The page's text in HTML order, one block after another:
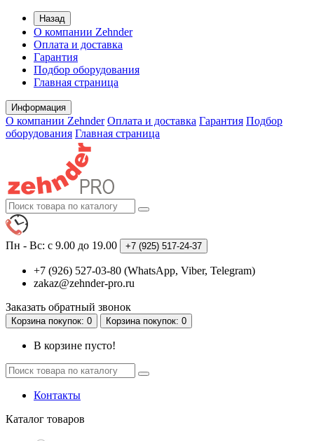
Назад
О компании Zehnder
Оплата и доставка
Гарантия
Подбор оборудования
Главная страница
Информация
О компании Zehnder Оплата и доставка Гарантия Подбор
оборудования Главная страница
Пн - Вс: с 9.00 до 19.00 +7 (925) 517-24-37
+7 (926) 527-03-80 (WhatsApp, Viber, Telegram)
zakaz@zehnder-pro.ru
Заказать обратный звонок
Корзинапокупок: 0 Корзинапокупок: 0
В корзине пусто!
Контакты
Каталог товаров